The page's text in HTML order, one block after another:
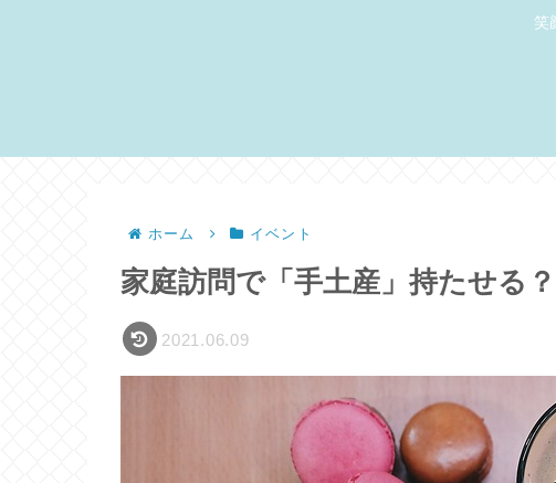
笑
ホーム イベント
家庭訪問で「手土産」持たせる
2021.06.09